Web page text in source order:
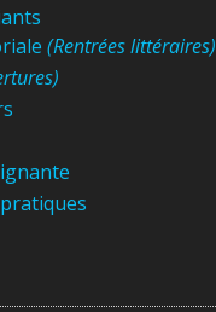
(Rentrées littéraires)